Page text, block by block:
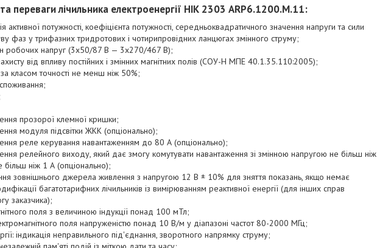
переваги лічильника електроенергії НІК 2303 ARP6.1200.M.11:
активної потужності, коефіцієнта потужності, середньоквадратичного значення напруги та сили
фаз у трифазних тридротових і чотирипровідних ланцюгах змінного струму;
робочих напруг (3х50/87 В — 3х270/467 В);
від впливу постійних і змінних магнітних полів (СОУ-Н МПЕ 40.1.35.110:2005);
класом точності не менш ніж 50%;
прозорої клемної кришки;
модуля підсвітки ЖКК (опціонально);
реле керування навантаженням до 80 А (опціонально);
релейного виходу, який дає змогу комутувати навантаження зі змінною напругою не більш ніж
ніж 1 А (опціонально);
зовнішнього джерела живлення з напругою 12 В ± 10% для зняття показань, якщо немає
багатотарифних лічильників із вимірюванням реактивної енергії (для інших справ
заказчика);
поля з величиною індукції понад 100 мТл;
поля напруженістю понад 10 В/м у діапазоні частот 80-2000 МГц;
індикація неправильного під'єднання, зворотного напрямку струму;